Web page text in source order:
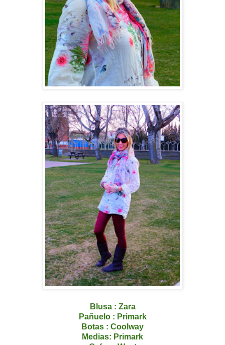
Blusa : Zara
Pañuelo : Primark
Botas : Coolway
Medias: Primark